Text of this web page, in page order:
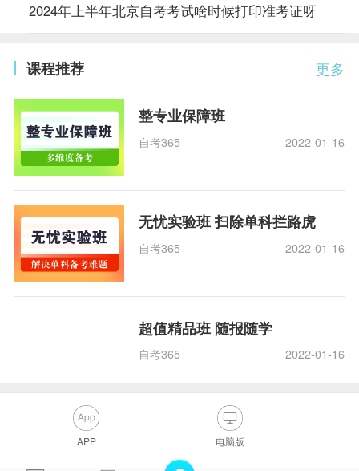
2024年上半年北京自考考试啥时候打印准考证呀
更多
课程推荐
整专业保障班
自考365 2022-01-16
无忧实验班 扫除单科拦路虎
自考365 2022-01-16
超值精品班 随报随学
自考365 2022-01-16
APP 电脑版